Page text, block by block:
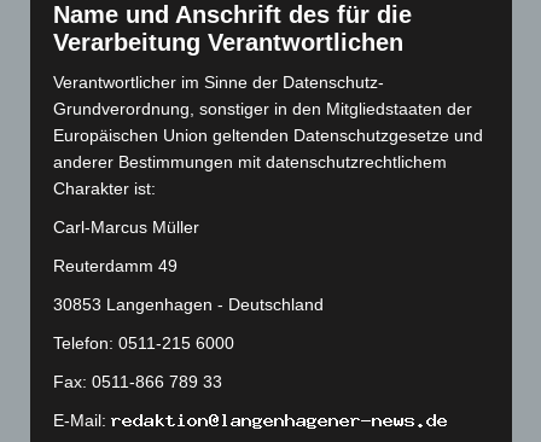
Juli 2023 (118)
Mai 2023(139)
April 2023(155)
März 2023(174)
November 2022
(167)
Oktober 2022(166)
September 2022 (205)
August 2022(166)
Name und Anschrift des für die
Verarbeitung Verantwortlichen
Verantwortlicher im Sinne der Datenschutz-
Grundverordnung, sonstiger in den Mitgliedstaaten der
Europäischen Union geltenden Datenschutzgesetze und
anderer Bestimmungen mit datenschutzrechtlichem
Charakter ist:
Carl-Marcus Müller
Reuterdamm 49
30853 Langenhagen - Deutschland
Telefon: 0511-215 6000
Fax: 0511-866 789 33
E-Mail: